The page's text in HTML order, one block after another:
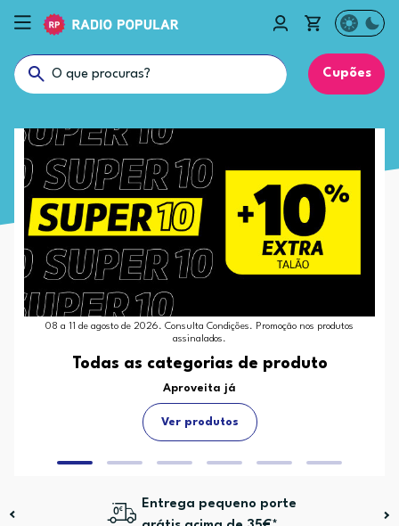
Cupões
08 a 11 de agosto de 2026. Consulta Condições. Promoção nos produtos
assinalados.
Todas as categorias de produto
Aproveita já
Ver produtos
Entrega pequeno porte